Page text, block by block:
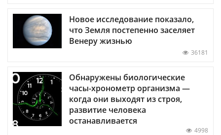
Новое исследование показало,
что Земля постепенно заселяет
Венеру жизнью
36181
Обнаружены биологические
часы-хронометр организма —
когда они выходят из строя,
развитие человека
останавливается
4998